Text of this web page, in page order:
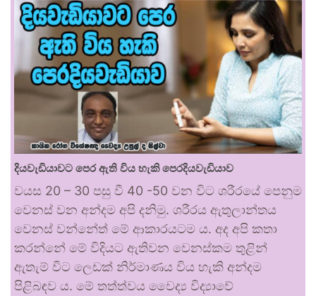
දියවැඩියාවට පෙර ඇති විය හැකි පෙරදියවැඩියාව
වයස 20 – 30 පසු වී 40 -50 වන විට ශරීරයේ පෙනුම
වෙනස් වන අන්දම අපි දනිමු. ශරීරය ඇතුලාන්තය
වෙනස් වන්නේත් මේ ආකාරයටම ය. අද අපි කතා
කරන්නේ මේ විදියට ඇතිවන වෙනස්කම තුළින්
ඇතැම් විට ලෙඩක් නිර්මාණය විය හැකි අන්දම
පිළිබඳව ය. මේ තත්ත්වය වෛද්‍ය විද්‍යාවේ